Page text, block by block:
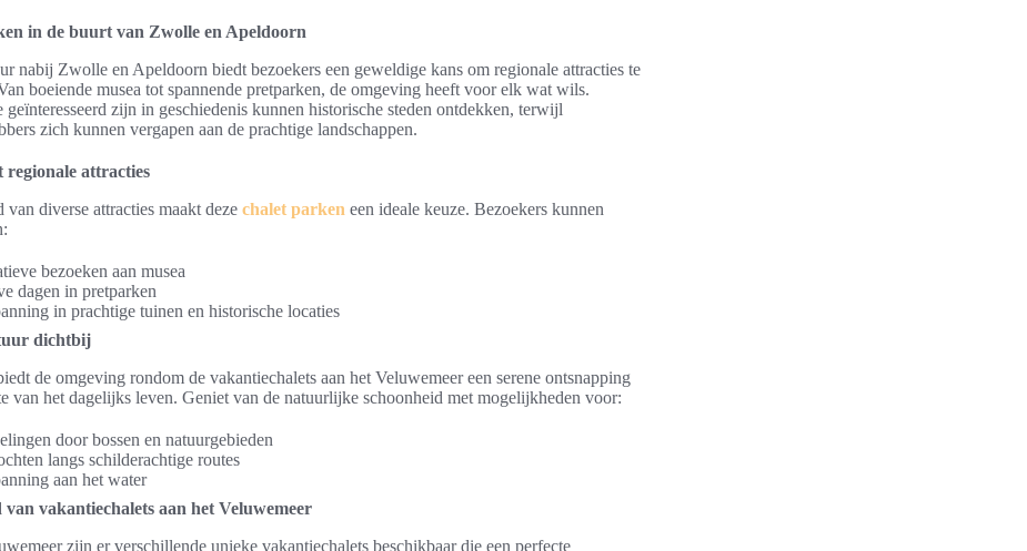
in de buurt van Zwolle en Apeldoorn
nabij Zwolle en Apeldoorn biedt bezoekers een geweldige kans om regionale attracties te
boeiende musea tot spannende pretparken, de omgeving heeft voor elk wat wils.
geïnteresseerd zijn in geschiedenis kunnen historische steden ontdekken, terwijl
zich kunnen vergapen aan de prachtige landschappen.
regionale attracties
van diverse attracties maakt deze chalet parken een ideale keuze. Bezoekers kunnen
bezoeken aan musea
dagen in pretparken
in prachtige tuinen en historische locaties
dichtbij
de omgeving rondom de vakantiechalets aan het Veluwemeer een serene ontsnapping
van het dagelijks leven. Geniet van de natuurlijke schoonheid met mogelijkheden voor:
door bossen en natuurgebieden
langs schilderachtige routes
aan het water
van vakantiechalets aan het Veluwemeer
zijn er verschillende unieke vakantiechalets beschikbaar die een perfecte